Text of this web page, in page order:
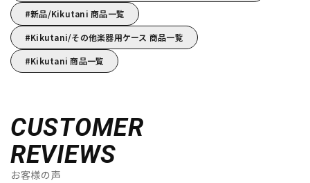
新品/Kikutani 商品一覧
Kikutani/その他楽器用ケース 商品一覧
Kikutani 商品一覧
CUSTOMER
REVIEWS
お客様の声